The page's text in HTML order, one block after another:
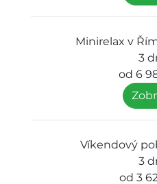
Minirelax v
3
od 6
Víkendový
3
od 3